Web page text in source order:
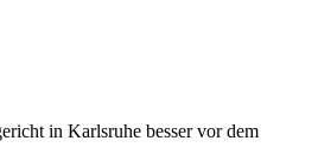
in Karlsruhe besser vor dem